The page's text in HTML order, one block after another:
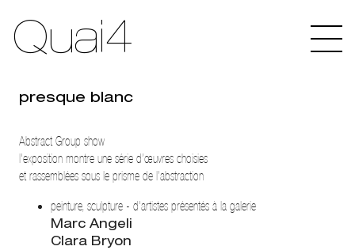
Quai4
presque blanc
Abstract Group show
l'exposition montre une série d’œuvres choisies
et rassemblées sous le prisme de l’abstraction
peinture, sculpture - d'artistes présentés à la galerie
Marc Angeli
Clara Bryon